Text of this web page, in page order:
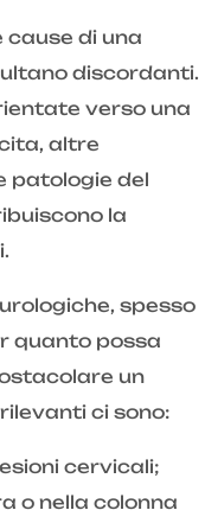
cause di una
discordanti.
verso una
altre
patologie del
la
spesso
quanto possa
un
ci sono:
cervicali;
o nella colonna